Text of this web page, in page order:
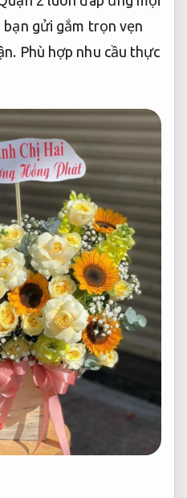
bạn gửi gắm trọn vẹn
Phù hợp nhu cầu thực